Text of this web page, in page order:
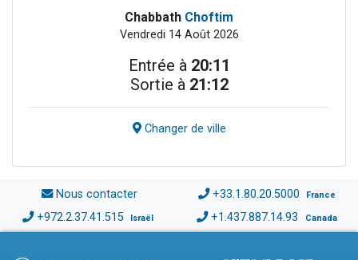
Chabbath Choftim
Vendredi 14 Août 2026
Entrée à 20:11
Sortie à 21:12
Changer de ville
Nous contacter +33.1.80.20.5000 France
+972.2.37.41.515 Israël +1.437.887.14.93 Canada